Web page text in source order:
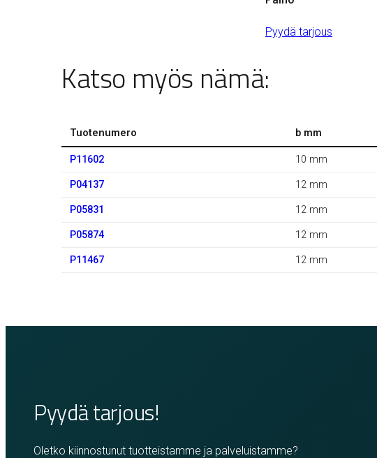
Pyydä tarjous
Katso myös nämä:
Tuotenumero b mm
P11602 10 mm
P04137 12 mm
P05831 12 mm
P05874 12 mm
P11467 12 mm
Pyydä tarjous!
Oletko kiinnostunut tuotteistamme ja palveluistamme?